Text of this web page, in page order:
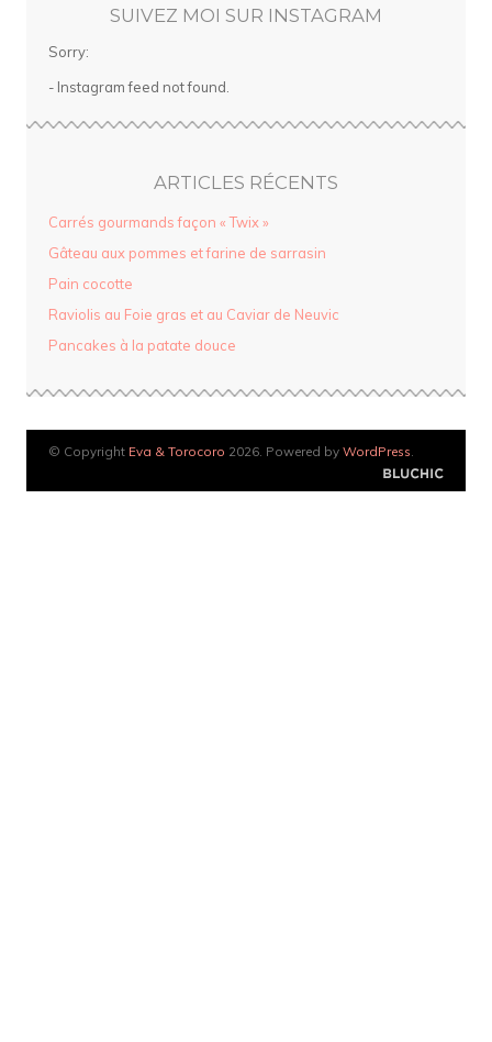
SUIVEZ MOI SUR INSTAGRAM
Sorry:
- Instagram feed not found.
ARTICLES RÉCENTS
Carrés gourmands façon « Twix »
Gâteau aux pommes et farine de sarrasin
Pain cocotte
Raviolis au Foie gras et au Caviar de Neuvic
Pancakes à la patate douce
© Copyright Eva & Torocoro 2026. Powered by WordPress